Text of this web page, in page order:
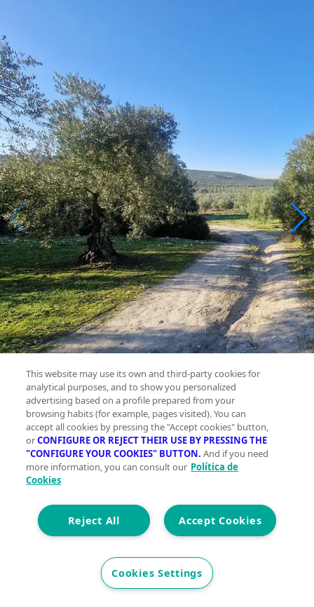
Terreno
venta ,
Montilla
This website may use its own and third-party cookies for
analytical purposes, and to show you personalized
advertising based on a profile prepared from your
browsing habits (for example, pages visited). You can
accept all cookies by pressing the "Accept cookies" button,
orCONFIGURE OR REJECT THEIR USE BY PRESSING THE
"CONFIGURE YOUR COOKIES" BUTTON. And if you need
more information, you can consult our Política de
Cookies
Accept Cookies
Reject All
Cookies Settings